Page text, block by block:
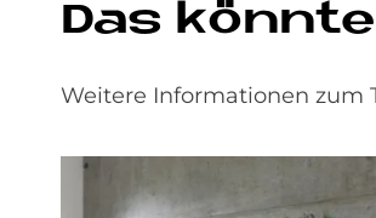
Das
Weitere Informationen zum